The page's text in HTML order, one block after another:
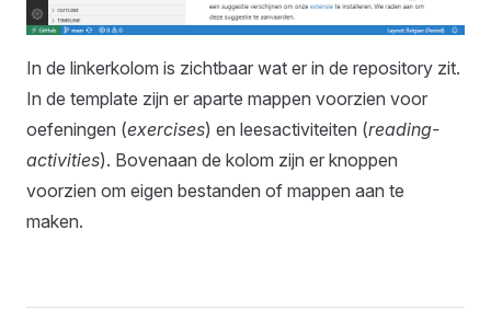
In de linkerkolom is zichtbaar wat er in de repository zit.
In de template zijn er aparte mappen voorzien voor
oefeningen (exercises) en leesactiviteiten (reading-
activities). Bovenaan de kolom zijn er knoppen
voorzien om eigen bestanden of mappen aan te
maken.